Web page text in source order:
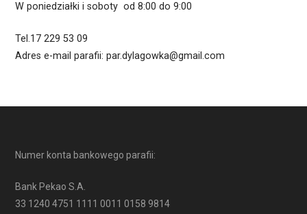
W poniedziałki i soboty od 8:00 do 9:00
Tel.17 229 53 09
Adres e-mail parafii: par.dylagowka@gmail.com
Numer konta bankowego parafii:
Bank Pekao S.A.
33 1240 4751 1111 0011 0158 9814